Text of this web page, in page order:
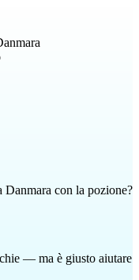
Danmara con la pozione?
— ma è giusto aiutare